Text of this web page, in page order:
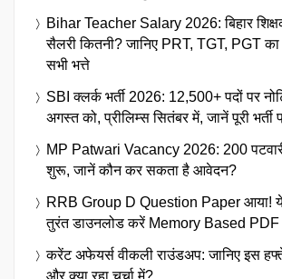
Bihar Teacher Salary 2026: बिहार
सैलरी कितनी? जानिए PRT, TGT, PGT
सभी भत्ते
SBI क्लर्क भर्ती 2026: 12,500+ पदों पर
अगस्त को, प्रीलिम्स सितंबर में, जानें पूरी भर्ती
MP Patwari Vacancy 2026: 200 पटवारी
शुरू, जानें कौन कर सकता है आवेदन?
RRB Group D Question Paper आया!
तुरंत डाउनलोड करें Memory Based PDF
करेंट अफेयर्स वीकली राउंडअप: जानिए इस
और क्या रहा चर्चा में?